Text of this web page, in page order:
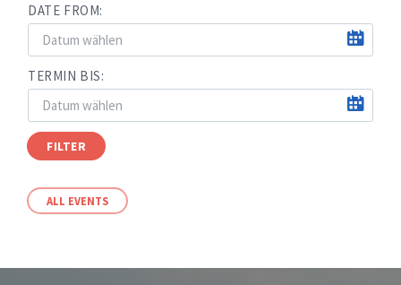
DATE FROM:
TERMIN BIS:
FILTER
ALL EVENTS